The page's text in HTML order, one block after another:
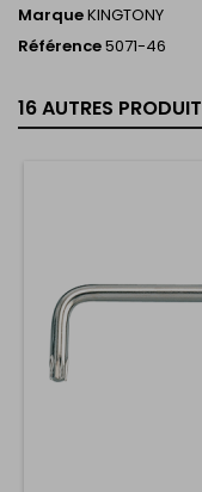
MarqueKINGTONY
Référence5071-46
16 AUTRES